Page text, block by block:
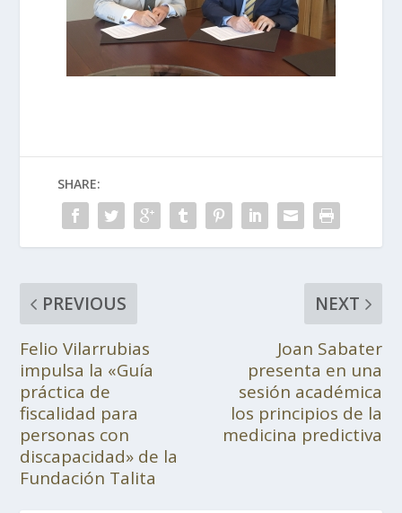
SHARE:
PREVIOUS
Felio Vilarrubias
impulsa la «Guía
práctica de
fiscalidad para
personas con
discapacidad» de la
Fundación Talita
NEXT
Joan Sabater
presenta en una
sesión académica
los principios de la
medicina predictiva